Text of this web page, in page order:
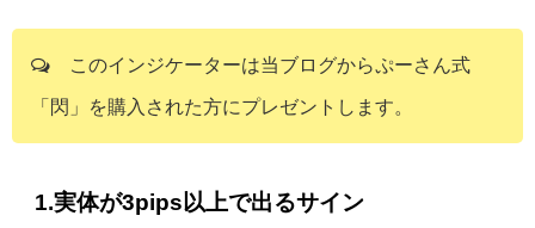
このインジケーターは当ブログからぷーさん式
「閃」を購入された方にプレゼントします。
1.実体が3pips以上で出るサイン